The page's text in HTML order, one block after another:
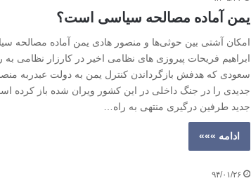
یمن آماده مصالحه سیاسی است؟
امکان آشتی بین حوثی‌ها و منصور هادی یمن آماده مصالحه
ابراهیم فریحات پیروزی های نظامی اخیر در کارزار نظامی
سعودی که هدفش بازگرداندن کنترل یمن به دولت عبدربه
جدیدی را در جنگ داخلی در این کشور ویران شده باز کرده
جدید طرفین درگیری منتهی به راه…
ادامه »»»
۹۴/۰۱/۲۶